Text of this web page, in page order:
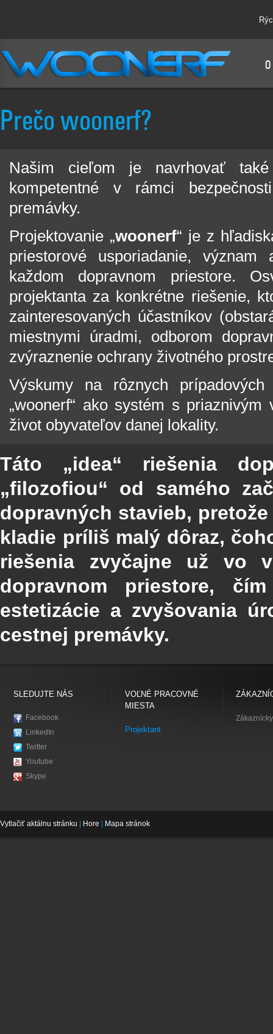
Prečo woonerf?
Našim cieľom je navrhovať
kompetentné v rámci
premávky.
Projektovanie „woonerf“ je z
priestorové usporiadanie,
každom dopravnom priestore.
projektanta za konkrétne riešenie,
zainteresovaných účastníkov
miestnymi úradmi, odborom
zvýraznenie ochrany životného
Výskumy na rôznych
„woonerf“ ako systém s
život obyvateľov danej lokality.
Táto „idea“ riešenia
„filozofiou“ od samého
dopravných stavieb,
kladie príliš malý dôraz,
riešenia zvyčajne už vo
dopravnom priestore,
estetizácie a zvyšovania
cestnej premávky.
SLEDUJTE NÁS
Facebook
LinkedIn
Twitter
Youtube
Skype
VOĽNÉ PRACOVNÉ
MIESTA
Projektant
Vytlačiť aktálnu stránku Hore Mapa stránok